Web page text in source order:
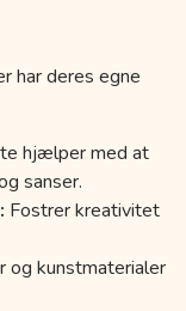
har deres egne
hjælper med at
sanser.
Fostrer kreativitet
og kunstmaterialer